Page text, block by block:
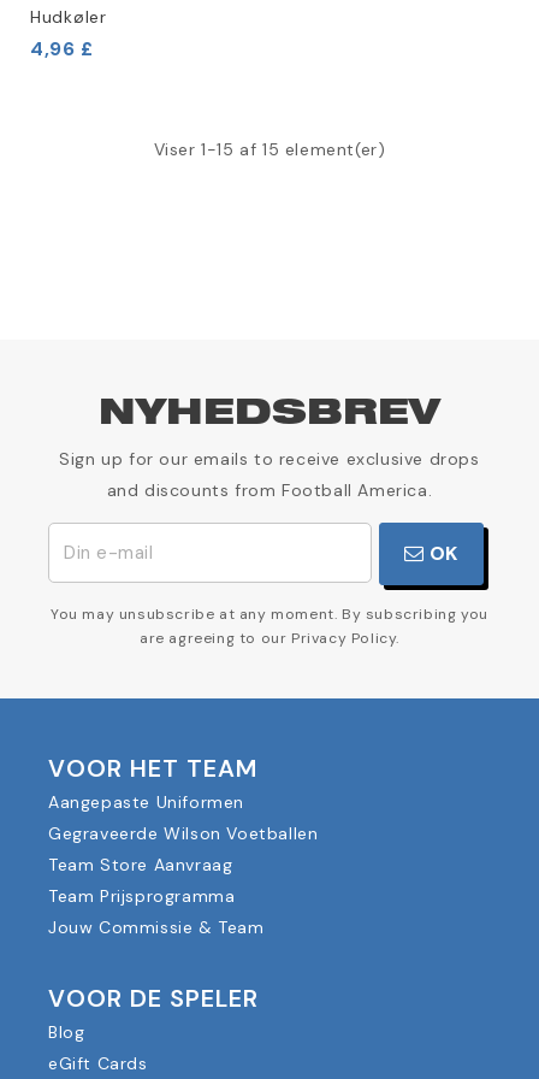
Hudkøler
4,96 £
Viser 1-15 af 15 element(er)
NYHEDSBREV
Sign up for our emails to receive exclusive drops
and discounts from Football America.
OK
You may unsubscribe at any moment. By subscribing you
are agreeing to our Privacy Policy.
VOOR HET TEAM
Aangepaste Uniformen
Gegraveerde Wilson Voetballen
Team Store Aanvraag
Team Prijsprogramma
Jouw Commissie & Team
VOOR DE SPELER
Blog
eGift Cards